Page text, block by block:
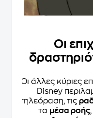
Οι
Οι άλλες κύριες
Disney
τηλεόραση, τις
τα μέσα ροής